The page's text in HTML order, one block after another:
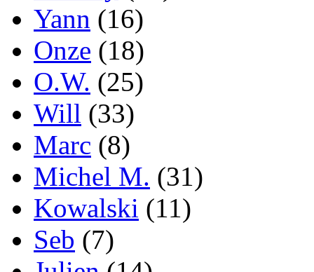
Yann (16)
Onze (18)
O.W. (25)
Will (33)
Marc (8)
Michel M. (31)
Kowalski (11)
Seb (7)